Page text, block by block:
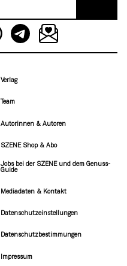
Verlag
Team
Autorinnen & Autoren
SZENE Shop & Abo
Jobs bei der SZENE und dem Genuss-
Guide
Mediadaten & Kontakt
Datenschutzeinstellungen
Datenschutzbestimmungen
Impressum